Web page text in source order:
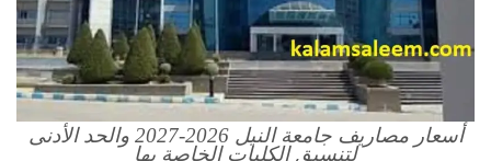
أسعار مصاريف جامعة النيل 2026-2027 والحد الأدنى
لتنسيق الكليات الخاصة بها